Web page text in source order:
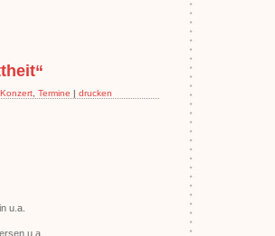
Konzert, Termine | drucken
u.a.
u.a.